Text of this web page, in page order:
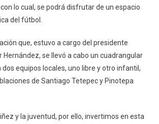
lo cual, se podrá disfrutar de un espacio
del fútbol.
que, estuvo a cargo del presidente
Hernández, se llevó a cabo un cuadrangular
equipos locales, uno libre y otro infantil,
de Santiago Tetepec y Pinotepa
y la juventud, por ello, invertimos en esta